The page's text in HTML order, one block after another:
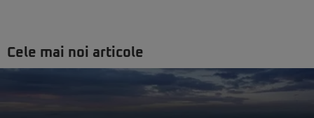
Cele mai noi articole